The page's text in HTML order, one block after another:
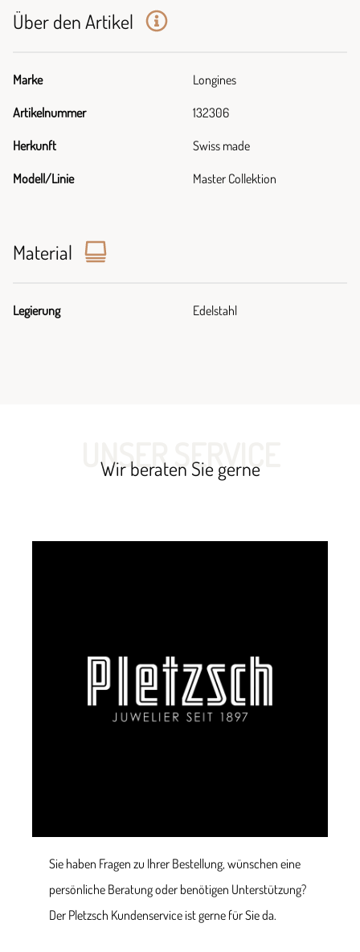
Über den Artikel
Marke Longines
Artikelnummer 132306
Herkunft Swiss made
Modell/Linie Master Collektion
Material
Legierung Edelstahl
UNSER SERVICE
Wir beraten Sie gerne
Sie haben Fragen zu Ihrer Bestellung, wünschen eine
persönliche Beratung oder benötigen Unterstützung?
Der Pletzsch Kundenservice ist gerne für Sie da.